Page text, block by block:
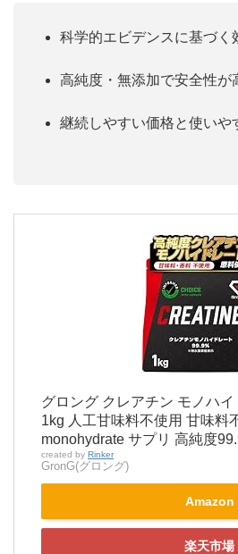
科学的エビデンスに基づく
高純度・無添加で安全性が
継続しやすい価格と使いや
グロング クレアチン モノハ
1kg 人工甘味料不使用 甘味料
monohydrate サプリ 高純度
created by Rinker
GronG(グロング)
Amazon
楽天市場